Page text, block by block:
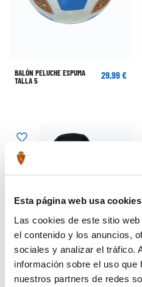
Esta página web usa cookies
Las cookies de este sitio
el contenido y los anuncios,
sociales y analizar el tráfico.
información sobre el uso que
nuestros partners de redes
BALÓN PELUCHE ESPUMA
TALLA 5
29,99 €